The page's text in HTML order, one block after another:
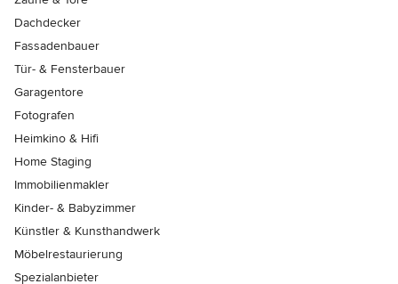
Dachdecker
Fassadenbauer
Tür- & Fensterbauer
Garagentore
Fotografen
Heimkino & Hifi
Home Staging
Immobilienmakler
Kinder- & Babyzimmer
Künstler & Kunsthandwerk
Möbelrestaurierung
Spezialanbieter